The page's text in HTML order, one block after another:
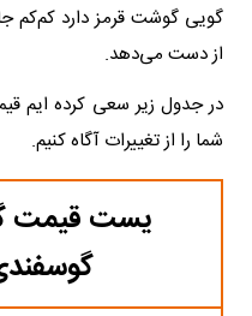
گویی گوشت قرمز دارد کم‌کم
از دست می‌دهد.
در جدول زیر سعی کرده ایم
شما را از تغییرات آگاه کنیم.
یست قیمت